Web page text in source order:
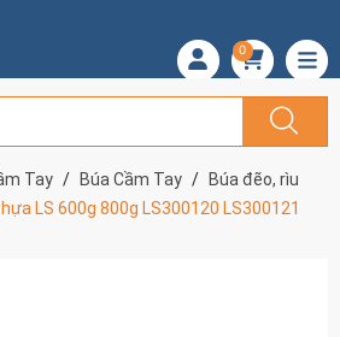
0
Tay Búa Cầm Tay
Búa đẽo, rìu
LS 600g 800g LS300120 LS300121